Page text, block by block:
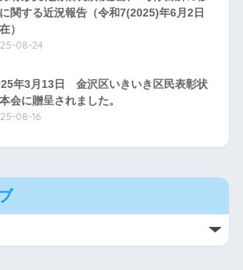
関する近況報告（令和7(2025)年6月2日
）
08-24
年3月13日 金沢区いきいき区民表彰状
会に贈呈されました。
08-16